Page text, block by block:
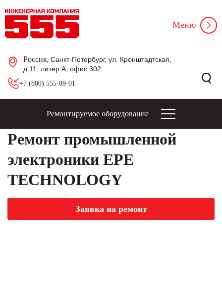
Россия , Санкт-Петербург, ул. Кронштадтская,
д.11, литер А, офис 302
+7 (800) 555-89-01
Меню
Ремонтируемое оборудование
Ремонт промышленной
электроники EPE
TECHNOLOGY
Заявка на ремонт